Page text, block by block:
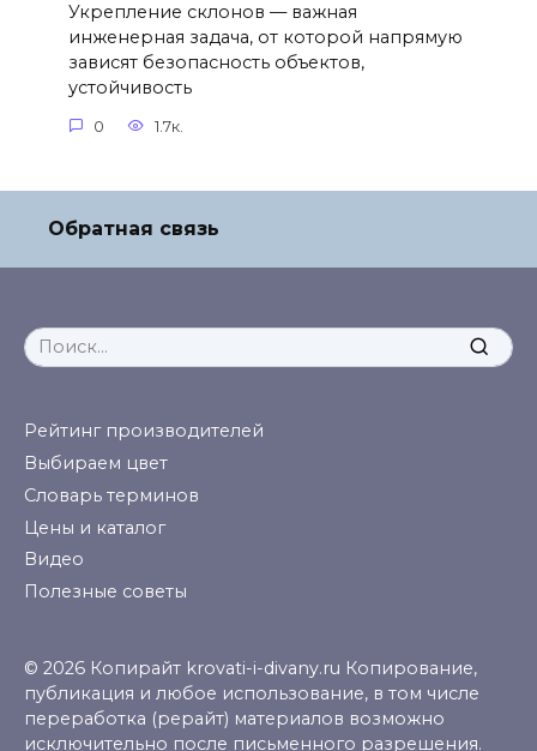
Укрепление склонов — важная
инженерная задача, от которой напрямую
зависят безопасность объектов,
устойчивость
0 1.7к.
Обратная связь
Search
for:
Рейтинг производителей
Выбираем цвет
Словарь терминов
Цены и каталог
Видео
Полезные советы
© 2026 Копирайт krovati-i-divany.ru Копирование,
публикация и любое использование, в том числе
переработка (рерайт) материалов возможно
исключительно после письменного разрешения.